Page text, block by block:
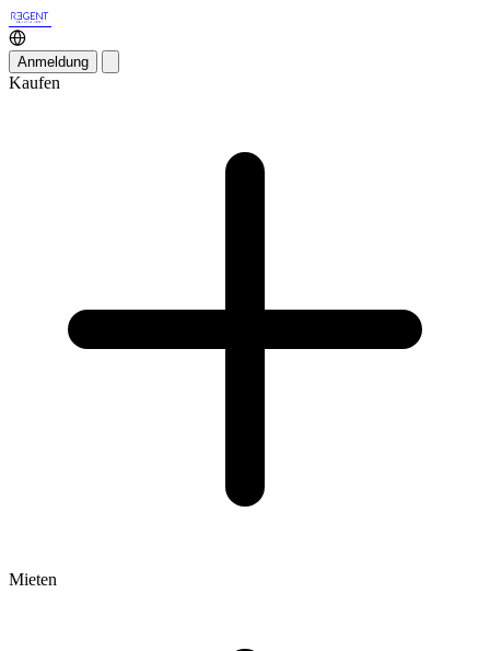
Anmeldung
Kaufen
Mieten